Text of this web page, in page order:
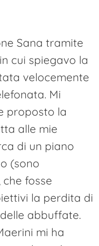
Sana tramite
cui spiegavo la
velocemente
Mi
proposto la
alle mie
di un piano
(sono
fosse
la perdita di
abbuffate.
mi ha